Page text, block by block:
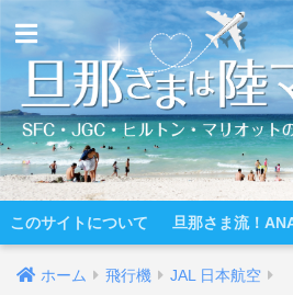
このサイトについて 旦那さま流！
ホーム 飛行機 JAL 日本航空